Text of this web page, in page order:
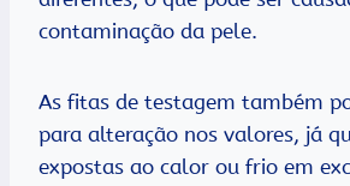
contaminação da pele.
As fitas de testagem também
para alteração nos valores, já
expostas ao calor ou frio em